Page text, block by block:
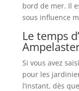
bord de mer. Il
sous influence
Le temps
Si vous avez
pour les
l’instant, dès